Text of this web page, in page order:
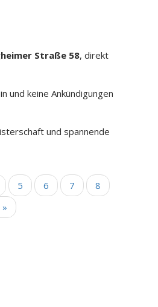
Straße 58, direkt
und keine Ankündigungen
und spannende
Seite
5 Seite
6 Seite
7 Seite
8